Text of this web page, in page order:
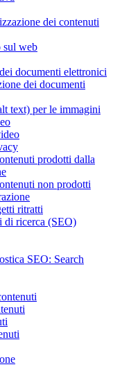
dei contenuti
sul web
documenti elettronici
dei documenti
text) per le immagini
prodotti dalla
non prodotti
ritratti
di ricerca (SEO)
SEO: Search